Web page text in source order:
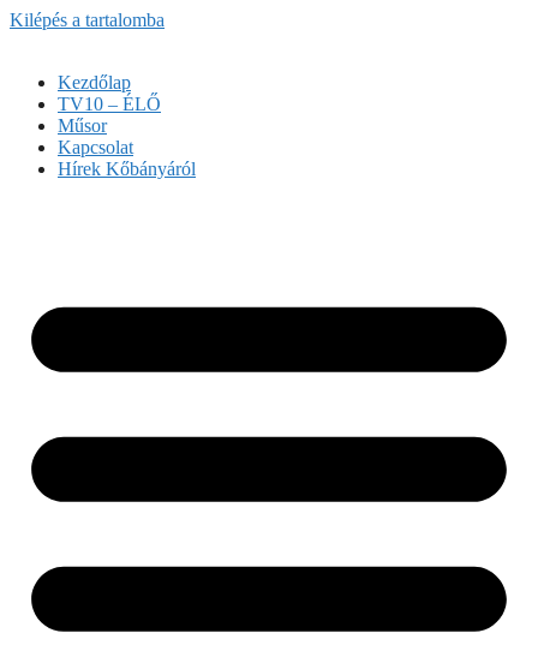
Kilépés a tartalomba
Kezdőlap
TV10 – ÉLŐ
Műsor
Kapcsolat
Hírek Kőbányáról